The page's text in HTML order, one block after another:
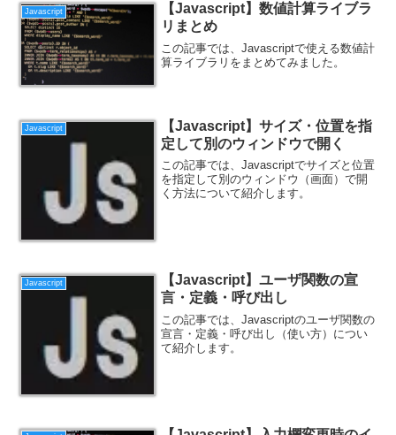
Javascript
【Javascript】数値計算ライブラ
リまとめ
この記事では、Javascriptで使える数値計
算ライブラリをまとめてみました。
Javascript
【Javascript】サイズ・位置を指
定して別のウィンドウで開く
この記事では、Javascriptでサイズと位置
を指定して別のウィンドウ（画面）で開
く方法について紹介します。
Javascript
【Javascript】ユーザ関数の宣
言・定義・呼び出し
この記事では、Javascriptのユーザ関数の
宣言・定義・呼び出し（使い方）につい
て紹介します。